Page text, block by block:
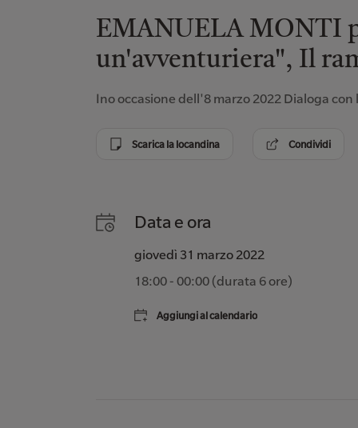
EMANUELA MONTI
un'avventuriera", Il
Ino occasione dell'8 marzo 2022 Dialoga
Scarica la locandina Condividi
Data e ora
giovedì 31 marzo 2022
18:00- 00:00 (durata 6 ore)
Aggiungi al calendario